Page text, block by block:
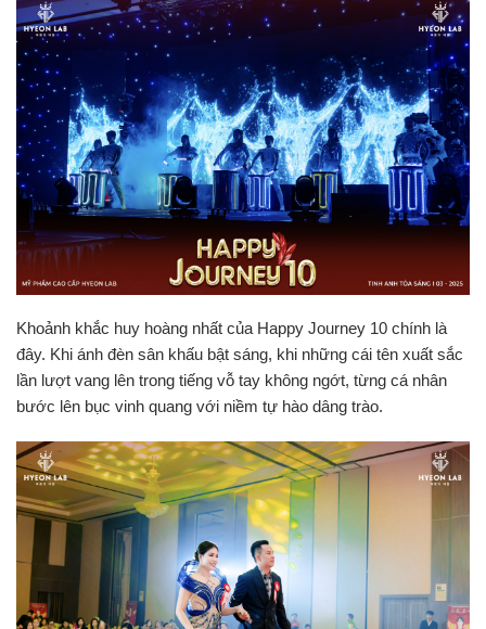
Khoảnh khắc huy hoàng nhất của Happy Journey 10 chính là
đây. Khi ánh đèn sân khấu bật sáng, khi những cái tên xuất sắc
lần lượt vang lên trong tiếng vỗ tay không ngớt, từng cá nhân
bước lên bục vinh quang với niềm tự hào dâng trào.